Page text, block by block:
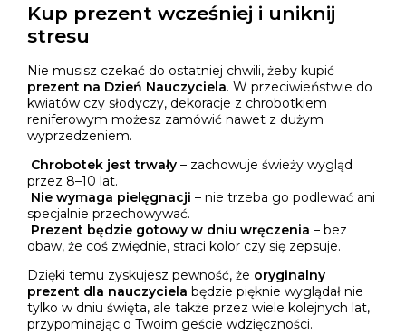
Kup prezent wcześniej i uniknij
stresu
Nie musisz czekać do ostatniej chwili, żeby kupić
prezent na Dzień Nauczyciela. W przeciwieństwie do
kwiatów czy słodyczy, dekoracje z chrobotkiem
reniferowym możesz zamówić nawet z dużym
wyprzedzeniem.
Chrobotek jest trwały– zachowuje świeży wygląd
przez 8–10 lat.
Nie wymaga pielęgnacji – nie trzeba go podlewać ani
specjalnie przechowywać.
Prezent będzie gotowy w dniu wręczenia – bez
obaw, że coś zwiędnie, straci kolor czy się zepsuje.
Dzięki temu zyskujesz pewność, że oryginalny
prezent dla nauczyciela będzie pięknie wyglądał nie
tylko w dniu święta, ale także przez wiele kolejnych lat,
przypominając o Twoim geście wdzięczności.